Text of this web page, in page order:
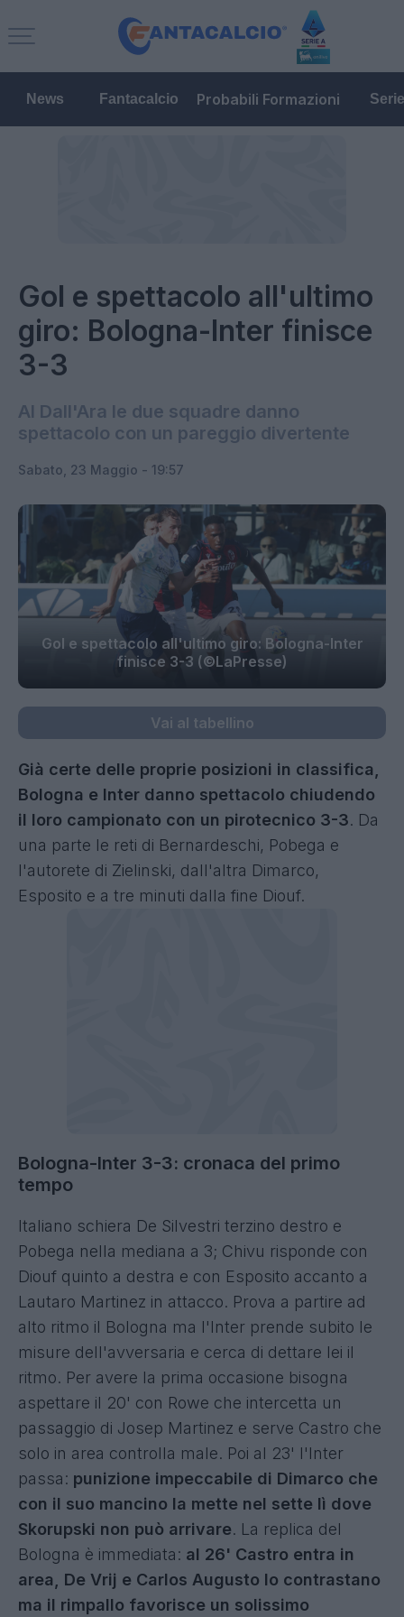
News Fantacalcio Probabili Formazioni
Gol e spettacolo all'ultimo
giro: Bologna-Inter finisce
3-3
Al Dall'Ara le due squadre danno
spettacolo con un pareggio divertente
Sabato, 23 Maggio - 19:57
Gol e spettacolo all'ultimo giro: Bologna-Inter
finisce 3-3 (©LaPresse)
Vai al tabellino
Già certe delle proprie posizioni in classifica,
Bologna e Inter danno spettacolo chiudendo
il loro campionato con un pirotecnico 3-3. Da
una parte le reti di Bernardeschi, Pobega e
l'autorete di Zielinski, dall'altra Dimarco,
Esposito e a tre minuti dalla fine Diouf.
Bologna-Inter 3-3: cronaca del primo
tempo
Italiano schiera De Silvestri terzino destro e
Pobega nella mediana a 3; Chivu risponde con
Diouf quinto a destra e con Esposito accanto a
Lautaro Martinez in attacco. Prova a partire ad
alto ritmo il Bologna ma l'Inter prende subito le
misure dell'avversaria e cerca di dettare lei il
ritmo. Per avere la prima occasione bisogna
aspettare il 20' con Rowe che intercetta un
passaggio di Josep Martinez e serve Castro che
solo in area controlla male. Poi al 23' l'Inter
passa: punizione impeccabile di Dimarco che
con il suo mancino la mette nel sette lì dove
Skorupski non può arrivare. La replica del
Bologna è immediata: al 26' Castro entra in
area, De Vrij e Carlos Augusto lo contrastano
ma il rimpallo favorisce un solissimo